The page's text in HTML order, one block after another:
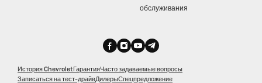
обслуживания
История Chevrolet ГарантияЧасто задаваемые вопросы
Записаться на тест-драйвДилерыСпецпредложение